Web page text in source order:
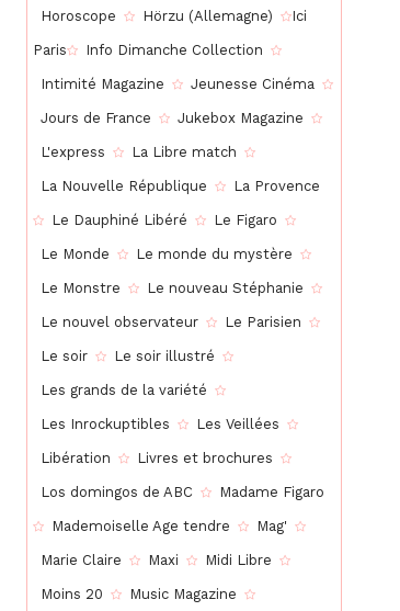
Horoscope Hörzu (Allemagne) Ici
Paris Info Dimanche Collection
Intimité Magazine Jeunesse Cinéma
Jours de France Jukebox Magazine
L'express La Libre match
La Nouvelle République La Provence
Le Dauphiné Libéré Le Figaro
Le Monde Le monde du mystère
Le Monstre Le nouveau Stéphanie
Le nouvel observateur Le Parisien
Le soir Le soir illustré
Les grands de la variété
Les Inrockuptibles Les Veillées
Libération Livres et brochures
Los domingos de ABC Madame Figaro
Mademoiselle Age tendre Mag'
Marie Claire Maxi Midi Libre
Moins 20 Music Magazine